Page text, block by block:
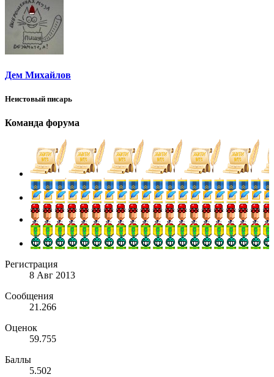
Дем Михайлов
Неистовый писарь
Команда форума
Регистрация
8 Авг 2013
Сообщения
21.266
Оценок
59.755
Баллы
5.502